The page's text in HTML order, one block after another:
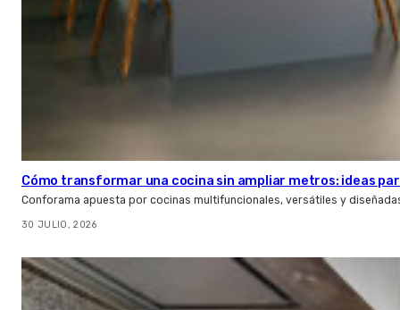
Cómo transformar una cocina sin ampliar metros: ideas
Conforama apuesta por cocinas multifuncionales, versátiles y
30 JULIO, 2026